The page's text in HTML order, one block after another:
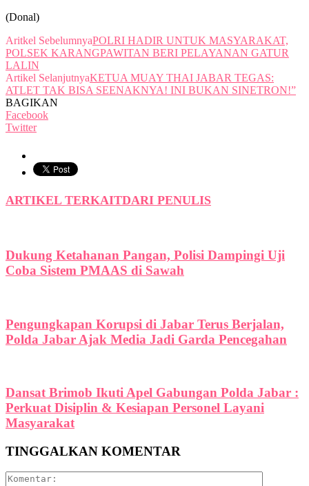
(Donal)
Aritkel SebelumnyaPOLRI HADIR UNTUK MASYARAKAT,
POLSEK KARANGPAWITAN BERI PELAYANAN GATUR
LALIN
Artikel SelanjutnyaKETUA MUAY THAI JABAR TEGAS:
ATLET TAK BISA SEENAKNYA! INI BUKAN SINETRON!”
BAGIKAN
Facebook
Twitter
ARTIKEL TERKAITDARI PENULIS
Dukung Ketahanan Pangan, Polisi Dampingi Uji
Coba Sistem PMAAS di Sawah
Pengungkapan Korupsi di Jabar Terus Berjalan,
Polda Jabar Ajak Media Jadi Garda Pencegahan
Dansat Brimob Ikuti Apel Gabungan Polda Jabar :
Perkuat Disiplin & Kesiapan Personel Layani
Masyarakat
TINGGALKAN KOMENTAR